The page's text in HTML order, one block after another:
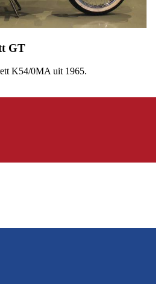
GT
K54/0MA uit 1965.